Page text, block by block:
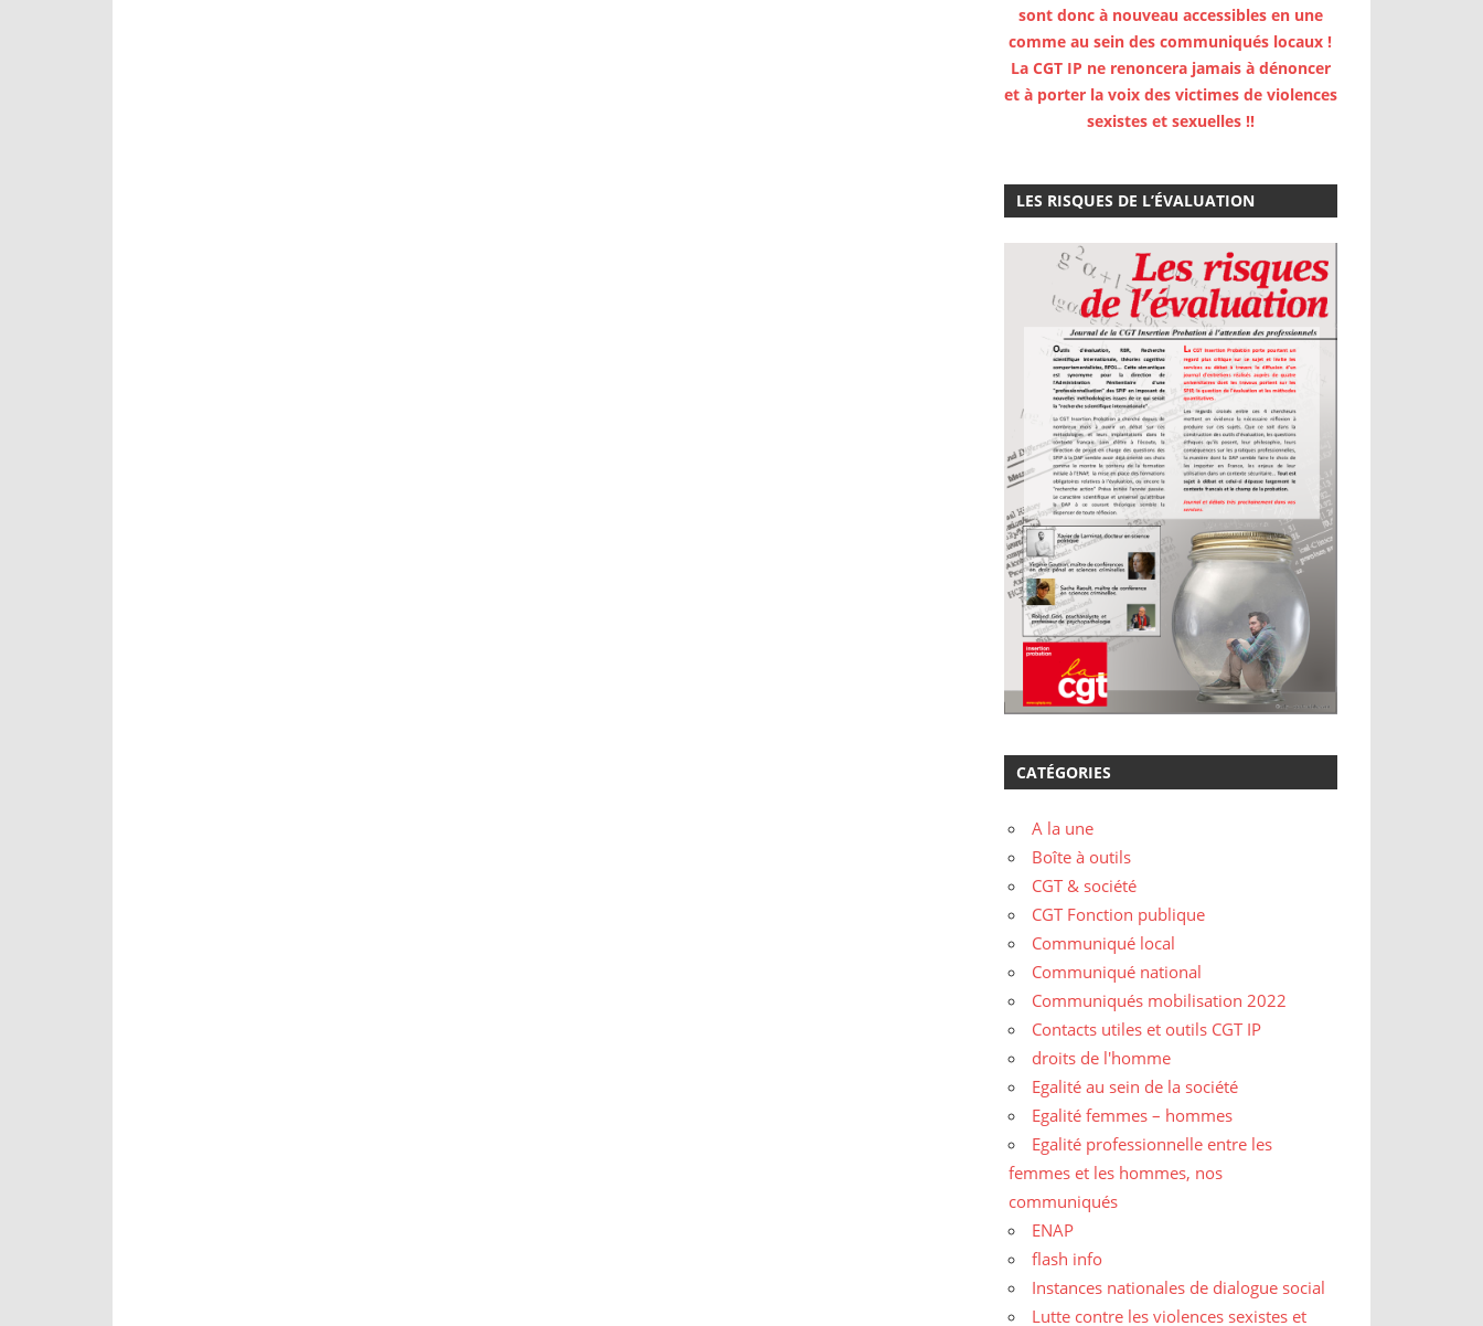
sont donc à nouveau accessibles en une
comme au sein des communiqués locaux !
La CGT IP ne renoncera jamais à dénoncer
et à porter la voix des victimes de violences
sexistes et sexuelles !!
LES RISQUES DE L’ÉVALUATION
CATÉGORIES
A la une
Boîte à outils
CGT & société
CGT Fonction publique
Communiqué local
Communiqué national
Communiqués mobilisation 2022
Contacts utiles et outils CGT IP
droits de l'homme
Egalité au sein de la société
Egalité femmes – hommes
Egalité professionnelle entre les
femmes et les hommes, nos
communiqués
ENAP
flash info
Instances nationales de dialogue social
Lutte contre les violences sexistes et